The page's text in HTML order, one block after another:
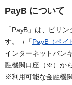
PayB について
「PayB」は、ビリ
す。（「PayB（ペイ
インターネットバン
融機関口座（※）か
※利用可能な金融機関